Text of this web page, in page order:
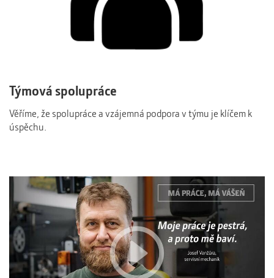
Týmová spolupráce
Věříme, že spolupráce a vzájemná podpora v týmu je klíčem k
úspěchu.